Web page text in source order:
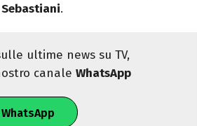
.
ultime news su TV,
canaleWhatsApp